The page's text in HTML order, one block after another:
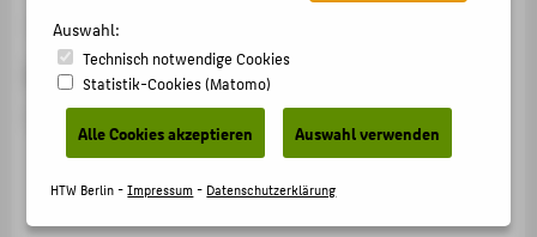
Mitgliedschaft › Fachgesellschaft / Verband › 2019
Datum
seit 01.06.2019
KARRIERE
INTERNATIONAL
INFORMATIONEN FÜR
STUDIENINTERESSIERTE
Auswahl:
Technisch notwendige Cookies
Statistik-Cookies (Matomo)
Alle Cookies akzeptieren Auswahl verwenden
HTW Berlin -Impressum- Datenschutzerklärung